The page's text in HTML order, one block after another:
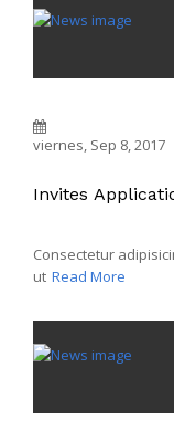
viernes, Sep 8, 2017
Invites
Consectetur
ut Read More